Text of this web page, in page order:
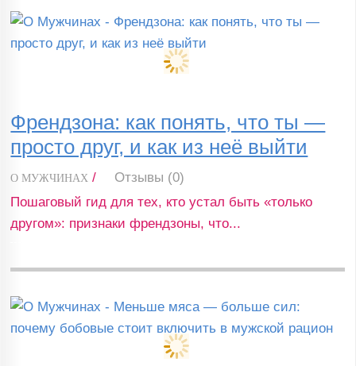
Френдзона: как понять, что ты —
просто друг, и как из неё выйти
О МУЖЧИНАХ /
Отзывы (0)
Пошаговый гид для тех, кто устал быть «только
другом»: признаки френдзоны, что...